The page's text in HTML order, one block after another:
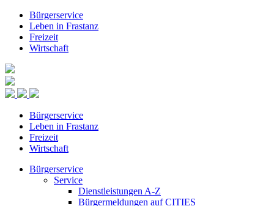
Bürgerservice
Leben in Frastanz
Freizeit
Wirtschaft
Bürgerservice
Leben in Frastanz
Freizeit
Wirtschaft
Bürgerservice
Service
Dienstleistungen A-Z
Bürgermeldungen auf CITIES